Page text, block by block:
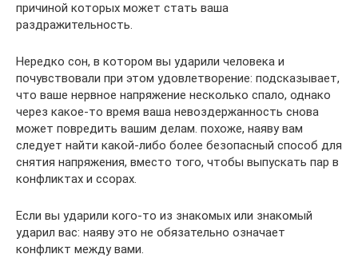
причиной которых может стать ваша
раздражительность.
Нередко сон, в котором вы ударили человека и
почувствовали при этом удовлетворение: подсказывает,
что ваше нервное напряжение несколько спало, однако
через какое-то время ваша невоздержанность снова
может повредить вашим делам. похоже, наяву вам
следует найти какой-либо более безопасный способ для
снятия напряжения, вместо того, чтобы выпускать пар в
конфликтах и ссорах.
Если вы ударили кого-то из знакомых или знакомый
ударил вас: наяву это не обязательно означает
конфликт между вами.